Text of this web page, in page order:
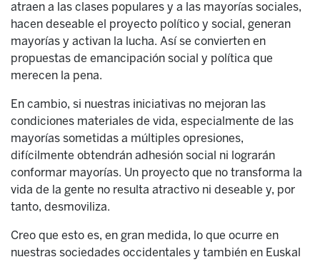
atraen a las clases populares y a las mayorías sociales,
hacen deseable el proyecto político y social, generan
mayorías y activan la lucha. Así se convierten en
propuestas de emancipación social y política que
merecen la pena.
En cambio, si nuestras iniciativas no mejoran las
condiciones materiales de vida, especialmente de las
mayorías sometidas a múltiples opresiones,
difícilmente obtendrán adhesión social ni lograrán
conformar mayorías. Un proyecto que no transforma la
vida de la gente no resulta atractivo ni deseable y, por
tanto, desmoviliza.
Creo que esto es, en gran medida, lo que ocurre en
nuestras sociedades occidentales y también en Euskal